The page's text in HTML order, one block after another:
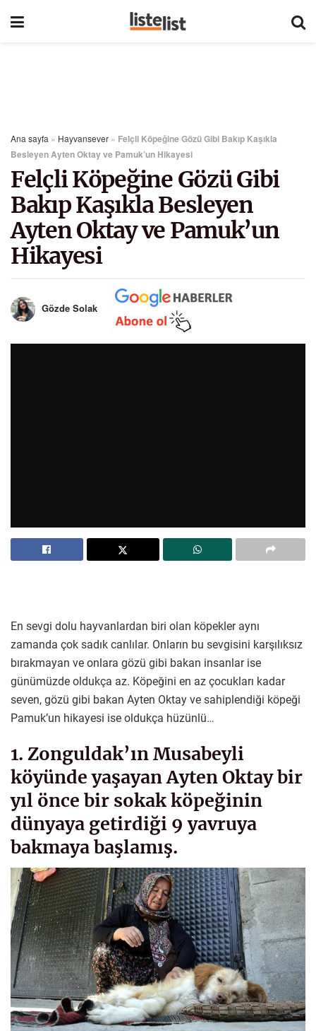
Ana sayfa » Hayvansever » Felçli Köpeğine Gözü Gibi Bakıp Kaşıkla
Besleyen Ayten Oktay ve Pamuk’un Hikayesi
Felçli Köpeğine Gözü Gibi
Bakıp Kaşıkla Besleyen
Ayten Oktay ve Pamuk’un
Hikayesi
Gözde Solak
En sevgi dolu hayvanlardan biri olan köpekler aynı
zamanda çok sadık canlılar. Onların bu sevgisini karşılıksız
bırakmayan ve onlara gözü gibi bakan insanlar ise
günümüzde oldukça az. Köpeğini en az çocukları kadar
seven, gözü gibi bakan Ayten Oktay ve sahiplendiği köpeği
Pamuk’un hikayesi ise oldukça hüzünlü…
1. Zonguldak’ın Musabeyli
köyünde yaşayan Ayten Oktay bir
yıl önce bir sokak köpeğinin
dünyaya getirdiği 9 yavruya
bakmaya başlamış.